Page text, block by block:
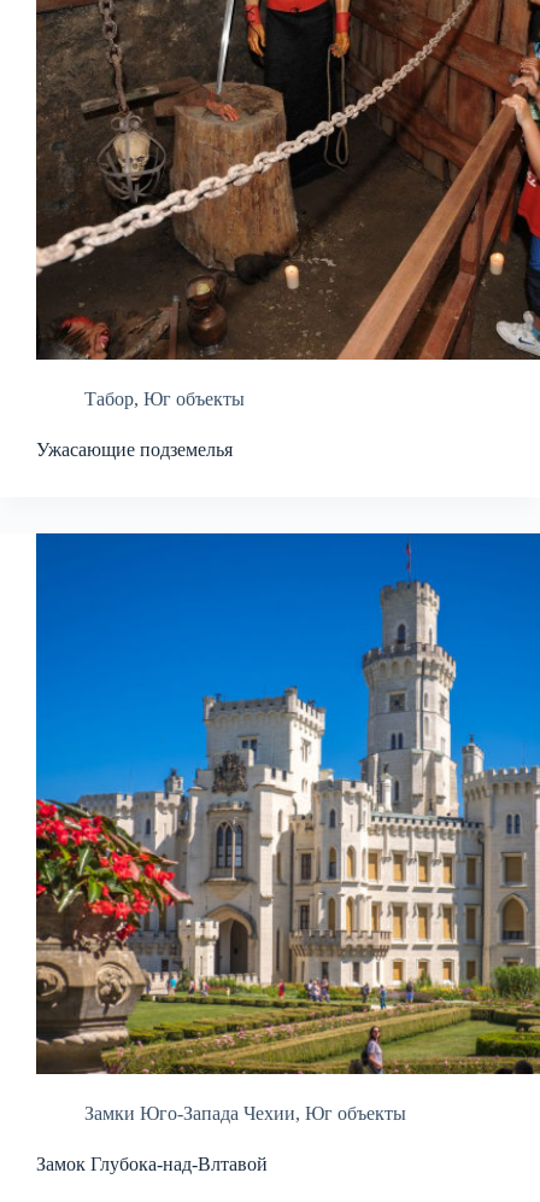
Табор, Юг объекты
Ужасающие подземелья
Замки Юго-Запада Чехии, Юг объекты
Замок Глубока-над-Влтавой